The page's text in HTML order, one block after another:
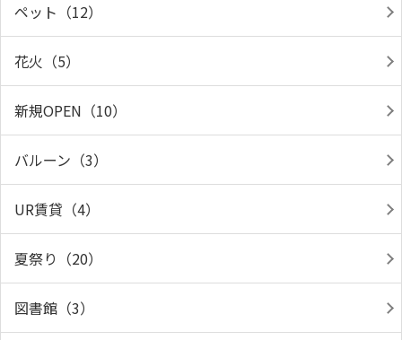
ペット（12）
花火（5）
新規OPEN（10）
バルーン（3）
UR賃貸（4）
夏祭り（20）
図書館（3）